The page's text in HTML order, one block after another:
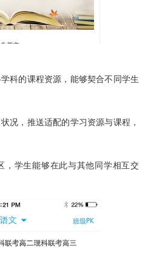
科的课程资源，能够契合不同学生
况，推送适配的学习资源与课程，
，学生能够在此与其他同学相互交